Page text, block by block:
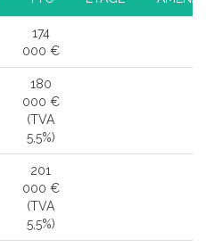
174
000 €
180
000 €
(TVA
5,5%)
201
000 €
(TVA
5,5%)